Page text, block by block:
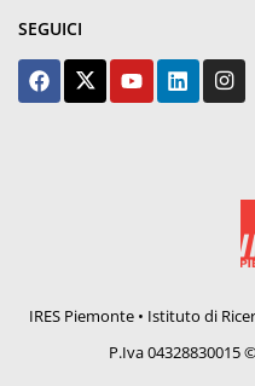
SEGUICI
IRES Piemonte • Istituto di
P.Iva 04328830015